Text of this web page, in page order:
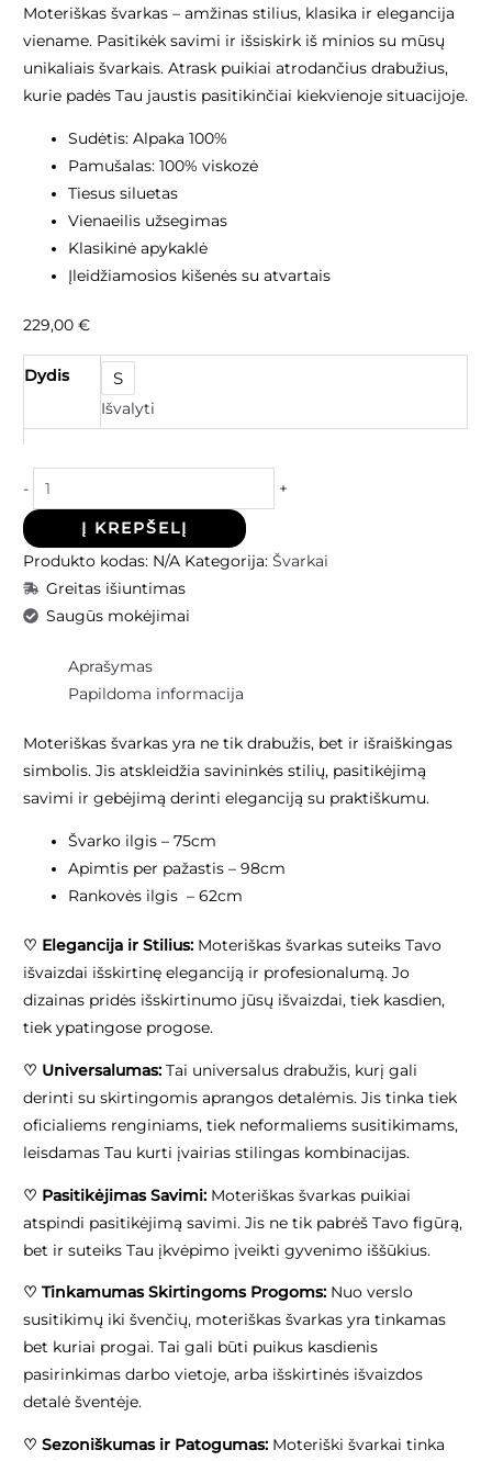
Moteriškas švarkas – amžinas stilius, klasika ir elegancija
viename. Pasitikėk savimi ir išsiskirk iš minios su mūsų
unikaliais švarkais. Atrask puikiai atrodančius drabužius,
kurie padės Tau jaustis pasitikinčiai kiekvienoje situacijoje.
Sudėtis: Alpaka 100%
Pamušalas: 100% viskozė
Tiesus siluetas
Vienaeilis užsegimas
Klasikinė apykaklė
Įleidžiamosios kišenės su atvartais
229,00€
Dydis S
Išvalyti
- +
Į KREPŠELĮ
Produkto kodas: N/A Kategorija:Švarkai
Greitas išiuntimas
Saugūs mokėjimai
Aprašymas
Papildoma informacija
Moteriškas švarkas yra ne tik drabužis, bet ir išraiškingas
simbolis. Jis atskleidžia savininkės stilių, pasitikėjimą
savimi ir gebėjimą derinti eleganciją su praktiškumu.
Švarko ilgis – 75cm
Apimtis per pažastis – 98cm
Rankovės ilgis – 62cm
♡ Elegancija ir Stilius: Moteriškas švarkas suteiks Tavo
išvaizdai išskirtinę eleganciją ir profesionalumą. Jo
dizainas pridės išskirtinumo jūsų išvaizdai, tiek kasdien,
tiek ypatingose progose.
♡ Universalumas:Tai universalus drabužis, kurį gali
derinti su skirtingomis aprangos detalėmis. Jis tinka tiek
oficialiems renginiams, tiek neformaliems susitikimams,
leisdamas Tau kurti įvairias stilingas kombinacijas.
♡ Pasitikėjimas Savimi: Moteriškas švarkas puikiai
atspindi pasitikėjimą savimi. Jis ne tik pabrėš Tavo figūrą,
bet ir suteiks Tau įkvėpimo įveikti gyvenimo iššūkius.
♡ Tinkamumas Skirtingoms Progoms: Nuo verslo
susitikimų iki švenčių, moteriškas švarkas yra tinkamas
bet kuriai progai. Tai gali būti puikus kasdienis
pasirinkimas darbo vietoje, arba išskirtinės išvaizdos
detalė šventėje.
♡ Sezoniškumas ir Patogumas: Moteriški švarkai tinka